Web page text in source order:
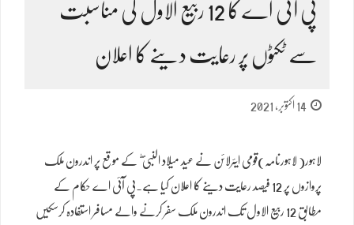
پی آئی اے کا 12 ربیع الاول کی مناسبت
سے ٹکٹوں پر رعایت دینے کا اعلان
14 اکتوبر, 2021
لاہور( لاہورنامہ)قومی ایئرلائن نے عید میلاد النبی ۖ کے موقع پر اندرون ملک
پروازوں پر 12 فیصد رعایت دینے کا اعلان کیا ہے۔پی آئی اے حکام کے
مطابق 12 ربیع الاول تک اندرون ملک سفر کرنے والے مسافر استفادہ کرسکیں